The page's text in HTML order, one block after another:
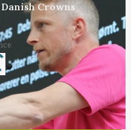
Crowns